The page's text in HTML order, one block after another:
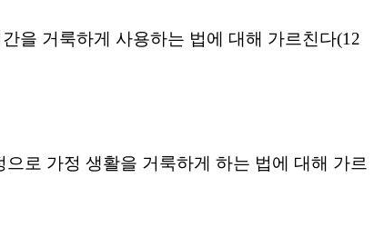
을 거룩하게 사용하는 법에 대해 가르친다(12
로 가정 생활을 거룩하게 하는 법에 대해 가르